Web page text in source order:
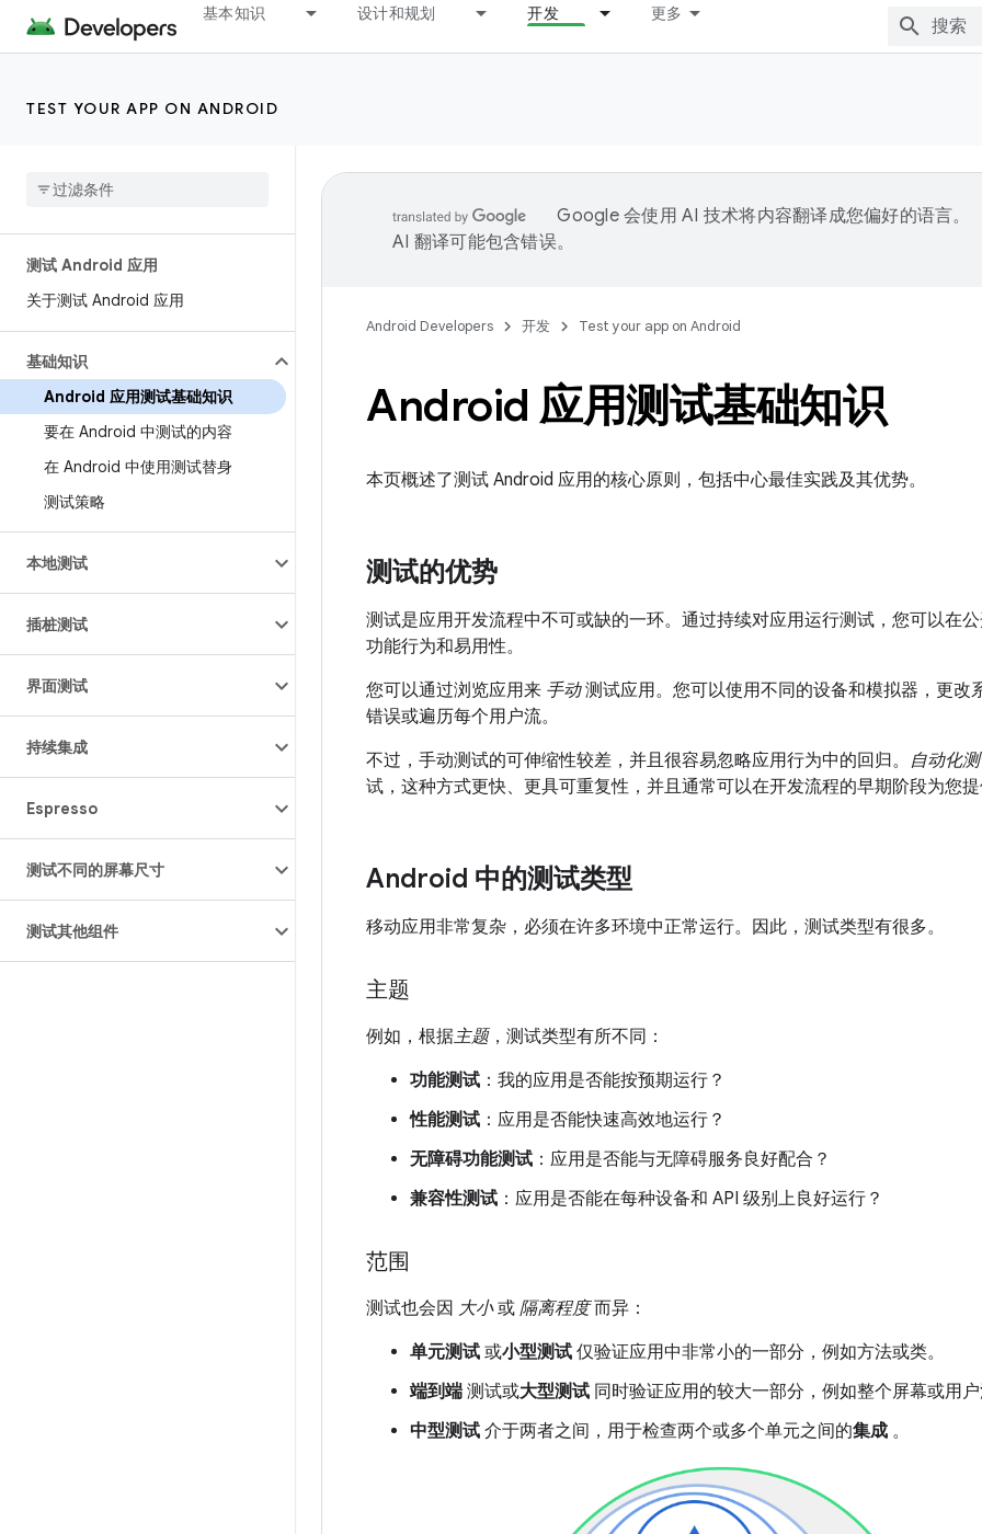
基本知识 设计和规划 开发 更多
TEST YOUR APP ON ANDROID
测试 Android 应用
关于测试 Android 应用
基础知识
Android 应用测试基础知识
要在 Android 中测试的内容
在 Android 中使用测试替身
测试策略
本地测试
插桩测试
界面测试
持续集成
Espresso
测试不同的屏幕尺寸
测试其他组件
Google 会使用 AI 技术将内容翻译成您偏好的语言。
AI 翻译可能包含错误。
Android Developers 开发 Test your app on Android
Android 应用测试基础知识
本页概述了测试 Android 应用的核心原则，包括中心最佳实践及其优势。
测试的优势
测试是应用开发流程中不可或缺的一环。通过持续对应用运行测试，您可以在
功能行为和易用性。
您可以通过浏览应用来 手动测试应用。您可以使用不同的设备和模拟器，更改
错误或遍历每个用户流。
不过，手动测试的可伸缩性较差，并且很容易忽略应用行为中的回归。 自动化
试，这种方式更快、更具可重复性，并且通常可以在开发流程的早期阶段为您
Android 中的测试类型
移动应用非常复杂，必须在许多环境中正常运行。因此，测试类型有很多。
主题
例如，根据主题，测试类型有所不同：
功能测试 ：我的应用是否能按预期运行？
性能测试 ：应用是否能快速高效地运行？
无障碍功能测试 ：应用是否能与无障碍服务良好配合？
兼容性测试 ：应用是否能在每种设备和 API 级别上良好运行？
范围
测试也会因 大小或 隔离程度而异：
单元测试 或小型测试 仅验证应用中非常小的一部分，例如方法或类。
端到端 测试或大型测试 同时验证应用的较大一部分，例如整个屏幕或用
中型测试 介于两者之间，用于检查两个或多个单元之间的集成 。